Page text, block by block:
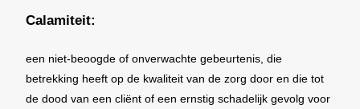
Calamiteit:
een niet-beoogde of onverwachte gebeurtenis, die
betrekking heeft op de kwaliteit van de zorg door en die tot
de dood van een cliënt of een ernstig schadelijk gevolg voor